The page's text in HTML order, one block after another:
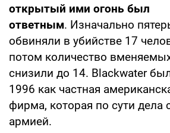
открытый ими огонь был
ответным. Изначально
обвиняли в убийстве 17
потом количество
снизили до 14. Blackwater
1996 как частная
фирма, которая по сути дела
армией.